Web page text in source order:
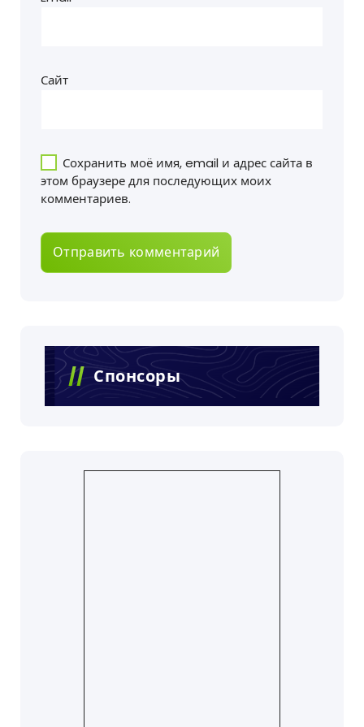
Сайт
Сохранить моё имя, email и адрес сайта в
этом браузере для последующих моих
комментариев.
Спонсоры